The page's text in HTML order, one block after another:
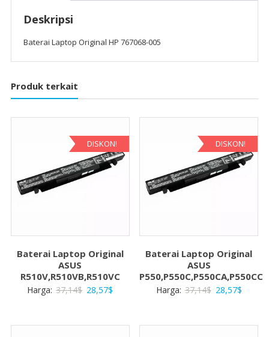
Deskripsi
Baterai Laptop Original HP 767068-005
Produk terkait
DISKON!
Baterai Laptop Original
ASUS
R510V,R510VB,R510VC
Harga: 37,14$ Harga
28,57$
DISKON!
Baterai Laptop Original
ASUS
P550,P550C,P550CA,P550CC
Harga: 37,14$ Harga
28,57$Harga